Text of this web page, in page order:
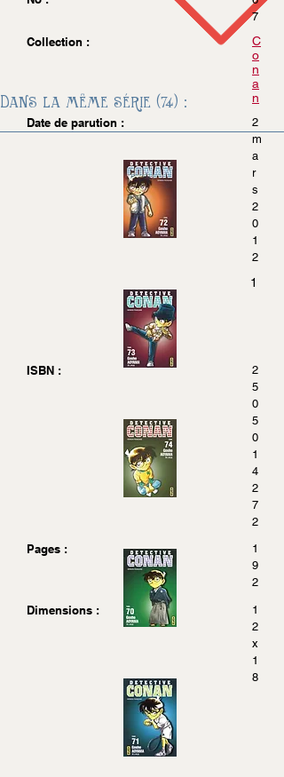
7
Collection :
C
o
n
a
n
Date de parution :
2
m
a
r
s
2
0
1
2
1
ISBN :
2
5
0
5
0
1
4
2
7
2
Pages :
1
9
2
Dimensions :
1
2
x
1
8
Dans la même série (74) :